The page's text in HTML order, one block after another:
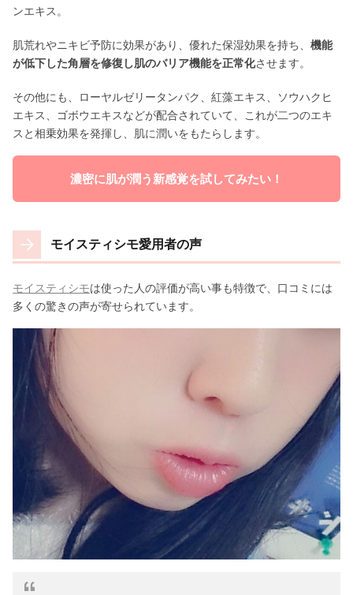
ンエキス。
肌荒れやニキビ予防に効果があり、優れた保湿効果を持ち、 機能
が低下した角層を修復し肌のバリア機能を正常化させます。
その他にも、ローヤルゼリータンパク、紅藻エキス、ソウハクヒ
エキス、ゴボウエキスなどが配合されていて、これが二つのエキ
スと相乗効果を発揮し、肌に潤いをもたらします。
濃密に肌が潤う新感覚を試してみたい！
モイスティシモ愛用者の声
モイスティシモは使った人の評価が高い事も特徴で、口コミには
多くの驚きの声が寄せられています。